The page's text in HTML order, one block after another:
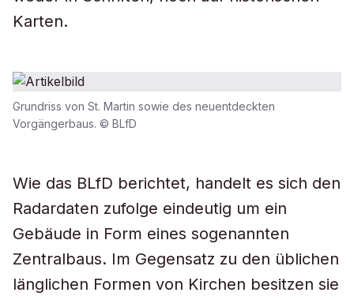
Karten.
Grundriss von St. Martin sowie des neuentdeckten
Vorgängerbaus. © BLfD
Wie das BLfD berichtet, handelt es sich den
Radardaten zufolge eindeutig um ein
Gebäude in Form eines sogenannten
Zentralbaus. Im Gegensatz zu den üblichen
länglichen Formen von Kirchen besitzen sie